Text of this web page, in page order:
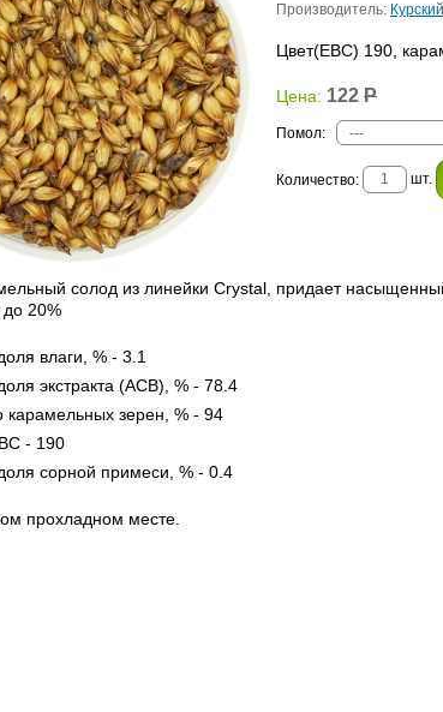
Производитель:
Цвет(EBC) 190,
Цена: 122 Р
Помол:
Количество: шт.
солод из линейки Crystal, придает
до 20%
влаги, % - 3.1
экстракта (АСВ), % - 78.4
карамельных зерен, % - 94
- 190
сорной примеси, % - 0.4
прохладном месте.